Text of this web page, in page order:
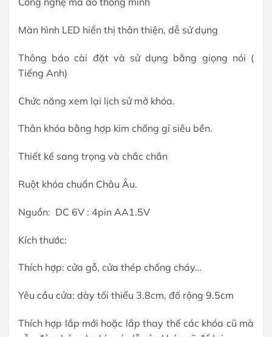
Màn hình LED hiển thị thân thiện, dễ sử dụng
Thông báo cài đặt và sử dụng bằng giọng nói (
Tiếng Anh)
Chức năng xem lại lịch sử mở khóa.
Thân khóa bằng hợp kim chống gỉ siêu bền.
Thiết kế sang trọng và chắc chắn
Ruột khóa chuẩn Châu Âu.
Nguồn: DC 6V : 4pin AA1.5V
Kích thước:
Thích hợp: cửa gỗ, cửa thép chống cháy…
Yêu cầu cửa: dày tối thiểu 3.8cm, đố rộng 9.5cm
Thích hợp lắp mới hoặc lắp thay thế các khóa cũ mà